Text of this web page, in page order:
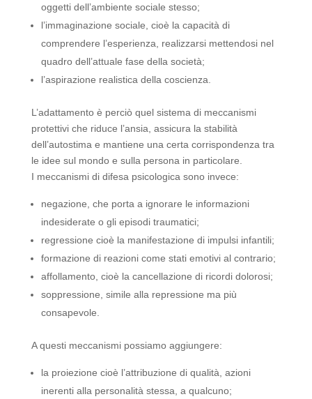
oggetti dell’ambiente sociale stesso;
l’immaginazione sociale, cioè la capacità di
comprendere l’esperienza, realizzarsi mettendosi nel
quadro dell’attuale fase della società;
l’aspirazione realistica della coscienza.
L’adattamento è perciò quel sistema di meccanismi
protettivi che riduce l’ansia, assicura la stabilità
dell’autostima e mantiene una certa corrispondenza tra
le idee sul mondo e sulla persona in particolare.
I meccanismi di difesa psicologica sono invece:
negazione, che porta a ignorare le informazioni
indesiderate o gli episodi traumatici;
regressione cioè la manifestazione di impulsi infantili;
formazione di reazioni come stati emotivi al contrario;
affollamento, cioè la cancellazione di ricordi dolorosi;
soppressione, simile alla repressione ma più
consapevole.
A questi meccanismi possiamo aggiungere:
la proiezione cioè l’attribuzione di qualità, azioni
inerenti alla personalità stessa, a qualcuno;